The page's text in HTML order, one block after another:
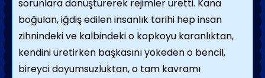
sorunlara dönüştürerek rejimler üretti. Kana
boğulan, iğdiş edilen insanlık tarihi hep insan
zihnindeki ve kalbindeki o kopkoyu karanlıktan,
kendini üretirken başkasını yokeden o bencil,
bireyci doyumsuzluktan, o tam kavramı